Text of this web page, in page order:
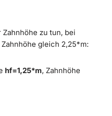
zu tun, bei
gleich 2,25*m:
hf=1,25*m, Zahnhöhe